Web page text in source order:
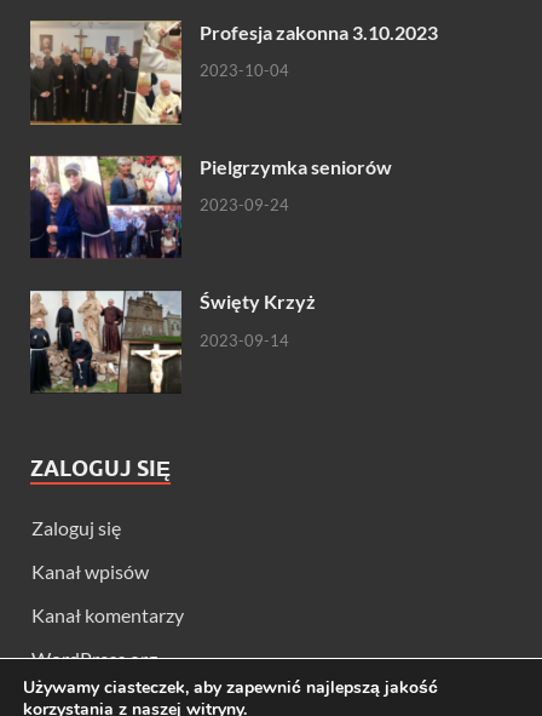
Profesja zakonna 3.10.2023
2023-10-04
Pielgrzymka seniorów
2023-09-24
Święty Krzyż
2023-09-14
ZALOGUJ SIĘ
Zaloguj się
Kanał wpisów
Kanał komentarzy
WordPress.org
Używamy ciasteczek, aby zapewnić najlepszą jakość
korzystania z naszej witryny.